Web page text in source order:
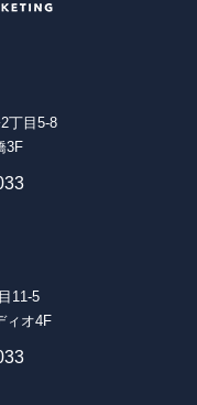
丁目5-8
3F
11-5
ィオ4F